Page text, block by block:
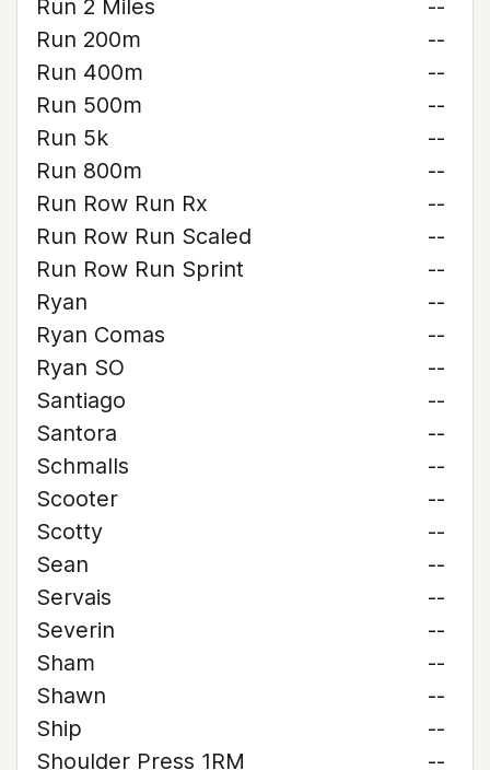
Run 2 Miles
--
Run 200m
--
Run 400m
--
Run 500m
--
Run 5k
--
Run 800m
--
Run Row Run Rx
--
Run Row Run Scaled
--
Run Row Run Sprint
--
Ryan
--
Ryan Comas
--
Ryan SO
--
Santiago
--
Santora
--
Schmalls
--
Scooter
--
Scotty
--
Sean
--
Servais
--
Severin
--
Sham
--
Shawn
--
Ship
--
Shoulder Press 1RM
--